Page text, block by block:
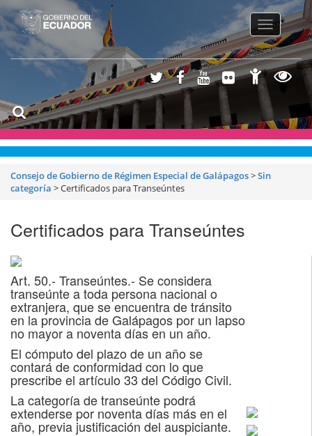
Toggle
Consejo de Gobierno de Régimen Especial de Galápagos>Sin
categoría >Certificados para Transeúntes
Certificados para Transeúntes
Art. 50.- Transeúntes.- Se considera
transeúnte a toda persona nacional o
extranjera, que se encuentra de tránsito
en la provincia de Galápagos por un lapso
no mayor a noventa días en un año.
El cómputo del plazo de un año se
contará de conformidad con lo que
prescribe el artículo 33 del Código Civil.
La categoría de transeúnte podrá
extenderse por noventa días más en el
año, previa justificación del auspiciante.